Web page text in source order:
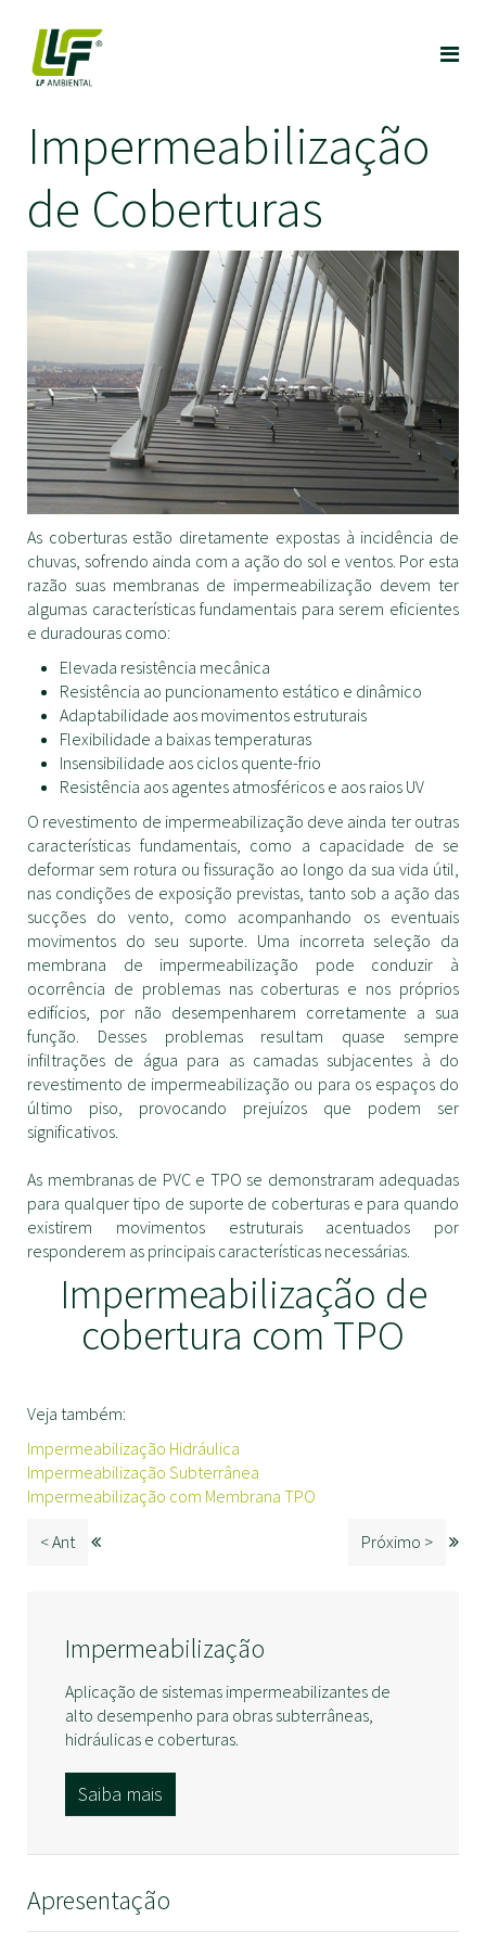
Impermeabilização
de Coberturas
As coberturas estão diretamente expostas à incidência de
chuvas, sofrendo ainda com a ação do sol e ventos. Por esta
razão suas membranas de impermeabilização devem ter
algumas características fundamentais para serem eficientes
e duradouras como:
Elevada resistência mecânica
Resistência ao puncionamento estático e dinâmico
Adaptabilidade aos movimentos estruturais
Flexibilidade a baixas temperaturas
Insensibilidade aos ciclos quente-frio
Resistência aos agentes atmosféricos e aos raios UV
O revestimento de impermeabilização deve ainda ter outras
características fundamentais, como a capacidade de se
deformar sem rotura ou fissuração ao longo da sua vida útil,
nas condições de exposição previstas, tanto sob a ação das
sucções do vento, como acompanhando os eventuais
movimentos do seu suporte. Uma incorreta seleção da
membrana de impermeabilização pode conduzir à
ocorrência de problemas nas coberturas e nos próprios
edifícios, por não desempenharem corretamente a sua
função. Desses problemas resultam quase sempre
infiltrações de água para as camadas subjacentes à do
revestimento de impermeabilização ou para os espaços do
último piso, provocando prejuízos que podem ser
significativos.
As membranas de PVC e TPO se demonstraram adequadas
para qualquer tipo de suporte de coberturas e para quando
existirem movimentos estruturais acentuados por
responderem as principais características necessárias.
Impermeabilização de
cobertura com TPO
Veja também:
Impermeabilização Hidráulica
Impermeabilização Subterrânea
Impermeabilização com Membrana TPO
< Ant Próximo >
Impermeabilização
Aplicação de sistemas impermeabilizantes de
alto desempenho para obras subterrâneas,
hidráulicas e coberturas.
Saiba mais
Apresentação